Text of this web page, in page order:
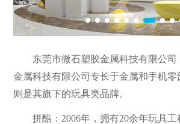
东莞市微石塑胶金属科技有限公司
金属科技有限公司专长于金属和手机零
则是其旗下的玩具类品牌。
拼酷：2006年，拥有20余年玩具工